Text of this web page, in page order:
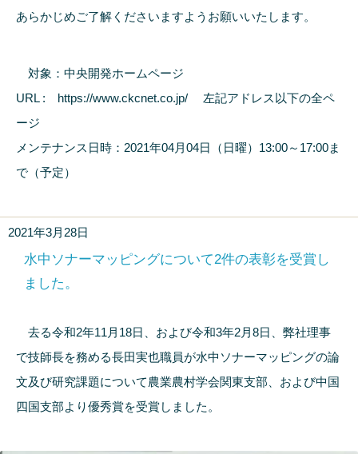
あらかじめご了解くださいますようお願いいたします。
対象：中央開発ホームページ
URL : https://www.ckcnet.co.jp/ 左記アドレス以下の全ペ
ージ
メンテナンス日時：2021年04月04日（日曜）13:00～17:00ま
で（予定）
2021年3月28日
水中ソナーマッピングについて2件の表彰を受賞し
ました。
去る令和2年11月18日、および令和3年2月8日、弊社理事
で技師長を務める長田実也職員が水中ソナーマッピングの論
文及び研究課題について農業農村学会関東支部、および中国
四国支部より優秀賞を受賞しました。